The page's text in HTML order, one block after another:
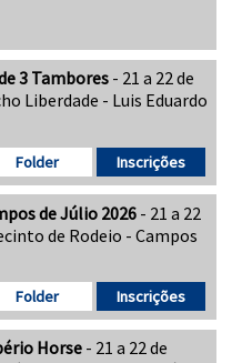
3 Tambores - 21 a 22 de
Liberdade - Luis Eduardo
Inscrições
Folder
de Júlio 2026 - 21 a 22
de Rodeio - Campos
Inscrições
Folder
Horse - 21 a 22 de